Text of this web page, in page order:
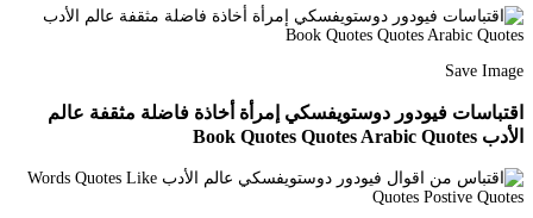
Save Image
اقتباسات فيودور دوستويفسكي إمرأة أخاذة فاضلة مثقفة عالم
الأدب Book Quotes Quotes Arabic Quotes